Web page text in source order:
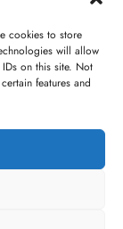
cookies to store
will allow
on this site. Not
features and